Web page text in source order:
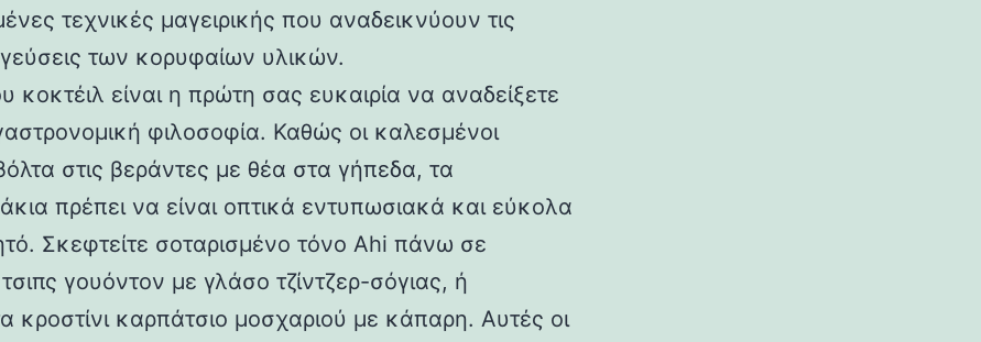
τεχνικές μαγειρικής που αναδεικνύουν τις
των κορυφαίων υλικών.
κοκτέιλ είναι η πρώτη σας ευκαιρία να αναδείξετε
φιλοσοφία. Καθώς οι καλεσμένοι
στις βεράντες με θέα στα γήπεδα, τα
πρέπει να είναι οπτικά εντυπωσιακά και εύκολα
Σκεφτείτε σοταρισμένο τόνο Ahi πάνω σε
γουόντον με γλάσο τζίντζερ-σόγιας, ή
κροστίνι καρπάτσιο μοσχαριού με κάπαρη. Αυτές οι